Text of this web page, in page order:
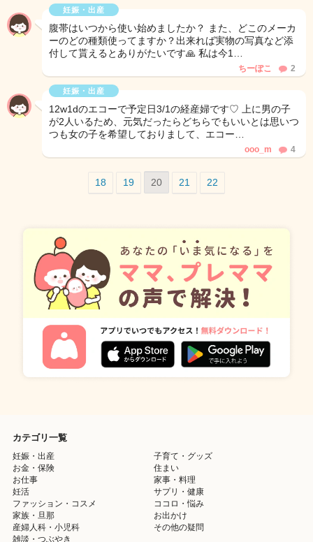
妊娠・出産
腹帯はいつから使い始めましたか？ また、どこのメーカ
ーのどの種類使ってますか？出来れば実物の写真など添
付して貰えるとありがたいです🙏 私は今1…
ちーぽこ 2
妊娠・出産
12w1dのエコーで予定日3/1の経産婦です♡ 上に男の子
が2人いるため、元気だったらどちらでもいいとは思いつ
つも女の子を希望しておりまして、エコー…
ooo_m 4
18 19 20 21 22
カテゴリ一覧
妊娠・出産
子育て・グッズ
お金・保険
住まい
お仕事
家事・料理
妊活
サプリ・健康
ファッション・コスメ
ココロ・悩み
家族・旦那
お出かけ
産婦人科・小児科
その他の疑問
雑談・つぶやき